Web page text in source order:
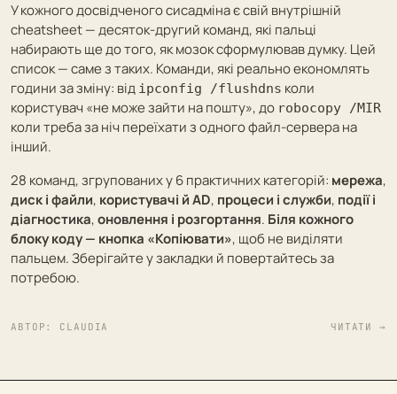
У кожного досвідченого сисадміна є свій внутрішній
cheatsheet — десяток-другий команд, які пальці
набирають ще до того, як мозок сформулював думку. Цей
список — саме з таких. Команди, які реально економлять
години за зміну: від ipconfig /flushdns коли
користувач «не може зайти на пошту», до robocopy /MIR
коли треба за ніч переїхати з одного файл-сервера на
інший.
28 команд, згрупованих у 6 практичних категорій: мережа,
диск і файли, користувачі й AD, процеси і служби, події і
діагностика,оновлення і розгортання. Біля кожного
блоку коду — кнопка «Копіювати», щоб не виділяти
пальцем. Зберігайте у закладки й повертайтесь за
потребою.
АВТОР: CLAUDIA ЧИТАТИ →